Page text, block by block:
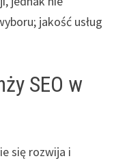
jakość usług
SEO w
się rozwija i